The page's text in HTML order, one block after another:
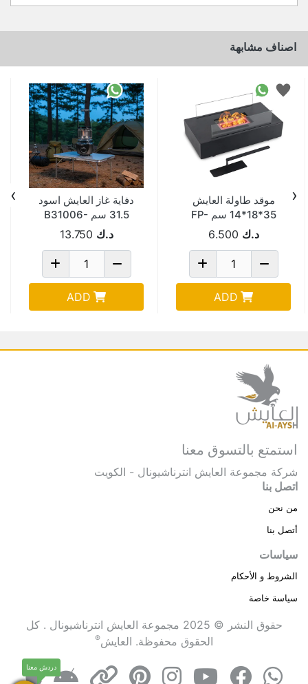
اصناف مشابهة
موقد طاولة العايش
35*18*14 سم FP-
314 د.ك 6.500
ADD
دفاية غاز العايش اسود
31.5 سم B31006-
1/1685Gد.ك 13.750
ADD
‹
›
استمتع بالتسوق معنا
شركة مجموعة العايش انترناشيونال - الكويت
اتصل بنا
من نحن
أتصل بنا
سياسات
الشروط و الأحكام
سياسة خاصة
حقوق النشر © 2025 مجموعة العايش انترناشيونال . كل
الحقوق محفوظة. العايش®
دردش معنا